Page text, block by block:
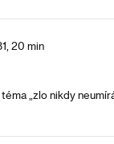
20 min
„zlo nikdy